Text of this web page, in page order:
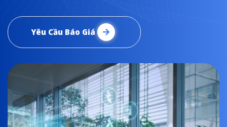
Yêu Cầu Báo Giá